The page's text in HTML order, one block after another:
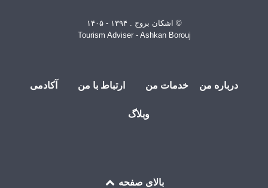
© اشکان بروج . ۱۳۹۴ - ۱۴۰۵
Tourism Adviser - Ashkan Borouj
درباره من خدمات من ارتباط با من آکادمی
وبلاگ
بالای صفحه